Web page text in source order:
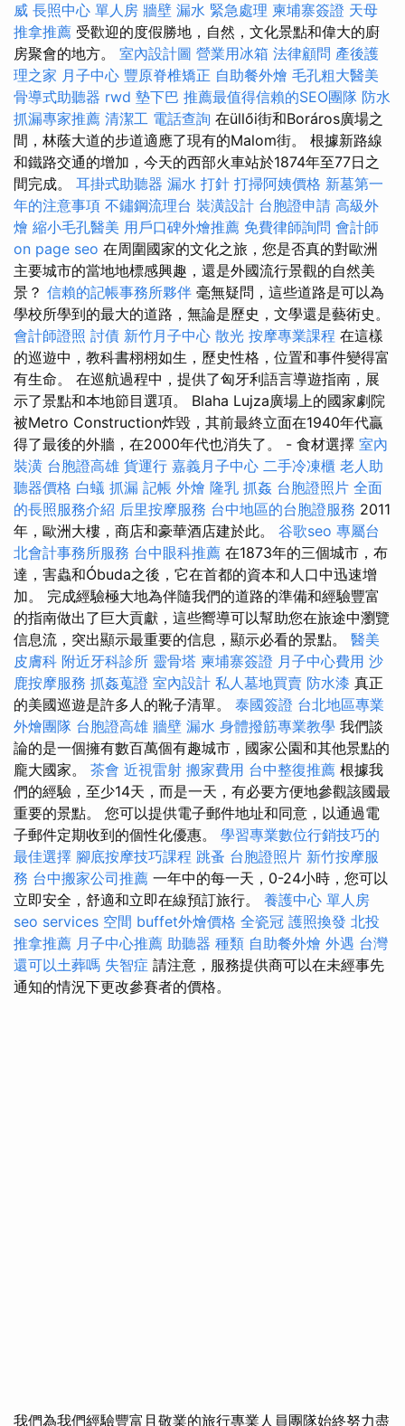
威 長照中心 單人房 牆壁 漏水 緊急處理 柬埔寨簽證 天母
推拿推薦 受歡迎的度假勝地，自然，文化景點和偉大的廚
房聚會的地方。 室內設計圖 營業用冰箱 法律顧問 產後護
理之家 月子中心 豐原脊椎矯正 自助餐外燴 毛孔粗大醫美
骨導式助聽器 rwd 墊下巴 推薦最值得信賴的SEO團隊 防水
抓漏專家推薦 清潔工 電話查詢 在üllői街和Boráros廣場之
間，林蔭大道的步道適應了現有的Malom街。 根據新路線
和鐵路交通的增加，今天的西部火車站於1874年至77日之
間完成。 耳掛式助聽器 漏水 打針 打掃阿姨價格 新墓第一
年的注意事項 不鏽鋼流理台 裝潢設計 台胞證申請 高級外
燴 縮小毛孔醫美 用戶口碑外燴推薦 免費律師詢問 會計師
on page seo 在周圍國家的文化之旅，您是否真的對歐洲
主要城市的當地地標感興趣，還是外國流行景觀的自然美
景？ 信賴的記帳事務所夥伴 毫無疑問，這些道路是可以為
學校所學到的最大的道路，無論是歷史，文學還是藝術史。
會計師證照 討債 新竹月子中心 散光 按摩專業課程 在這樣
的巡遊中，教科書栩栩如生，歷史性格，位置和事件變得富
有生命。 在巡航過程中，提供了匈牙利語言導遊指南，展
示了景點和本地節目選項。 Blaha Lujza廣場上的國家劇院
被Metro Construction炸毀，其前最終立面在1940年代贏
得了最後的外牆，在2000年代也消失了。 - 食材選擇 室內
裝潢 台胞證高雄 貨運行 嘉義月子中心 二手冷凍櫃 老人助
聽器價格 白蟻 抓漏 記帳 外燴 隆乳 抓姦 台胞證照片 全面
的長照服務介紹 后里按摩服務 台中地區的台胞證服務 2011
年，歐洲大樓，商店和豪華酒店建於此。 谷歌seo 專屬台
北會計事務所服務 台中眼科推薦 在1873年的三個城市，布
達，害蟲和Óbuda之後，它在首都的資本和人口中迅速增
加。 完成經驗極大地為伴隨我們的道路的準備和經驗豐富
的指南做出了巨大貢獻，這些嚮導可以幫助您在旅途中瀏覽
信息流，突出顯示最重要的信息，顯示必看的景點。 醫美
皮膚科 附近牙科診所 靈骨塔 柬埔寨簽證 月子中心費用 沙
鹿按摩服務 抓姦蒐證 室內設計 私人墓地買賣 防水漆 真正
的美國巡遊是許多人的靴子清單。 泰國簽證 台北地區專業
外燴團隊 台胞證高雄 牆壁 漏水 身體撥筋專業教學 我們談
論的是一個擁有數百萬個有趣城市，國家公園和其他景點的
龐大國家。 茶會 近視雷射 搬家費用 台中整復推薦 根據我
們的經驗，至少14天，而是一天，有必要方便地參觀該國最
重要的景點。 您可以提供電子郵件地址和同意，以通過電
子郵件定期收到的個性化優惠。 學習專業數位行銷技巧的
最佳選擇 腳底按摩技巧課程 跳蚤 台胞證照片 新竹按摩服
務 台中搬家公司推薦 一年中的每一天，0-24小時，您可以
立即安全，舒適和立即在線預訂旅行。 養護中心 單人房
seo services 空間 buffet外燴價格 全瓷冠 護照換發 北投
推拿推薦 月子中心推薦 助聽器 種類 自助餐外燴 外遇 台灣
還可以土葬嗎 失智症 請注意，服務提供商可以在未經事先
通知的情況下更改參賽者的價格。
我們為我們經驗豐富且敬業的旅行專業人員團隊始終努力盡